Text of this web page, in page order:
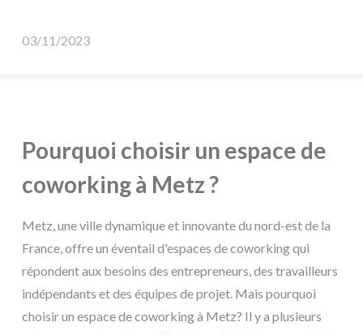
03/11/2023
Pourquoi choisir un espace de
coworking à Metz ?
Metz, une ville dynamique et innovante du nord-est de la
France, offre un éventail d'espaces de coworking qui
répondent aux besoins des entrepreneurs, des travailleurs
indépendants et des équipes de projet. Mais pourquoi
choisir un espace de coworking à Metz? Il y a plusieurs